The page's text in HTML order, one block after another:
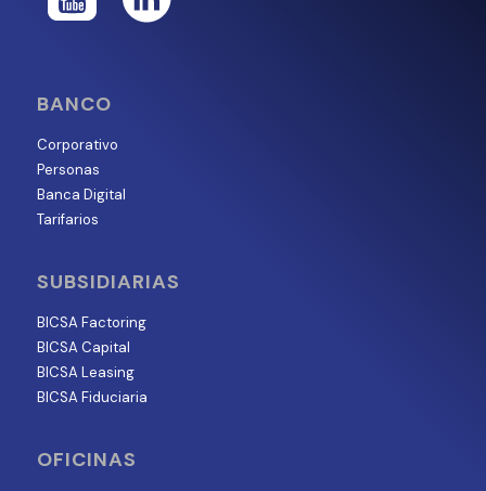
BANCO
Corporativo
Personas
Banca Digital
Tarifarios
SUBSIDIARIAS
BICSA Factoring
BICSA Capital
BICSA Leasing
BICSA Fiduciaria
OFICINAS